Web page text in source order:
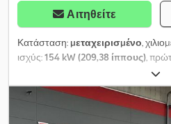
Αιτηθείτε
Κατάσταση: μεταχειρισμένο,
ισχύς:154 kW (209,38 ίππους) ,
, συνολικό
κατασκευής:2006, Εξοπλισμός:ABS
3 πλευρών, πίσω ταλαντευόμενη
χώρο φόρτωσης κ.α. Σφαιρικός